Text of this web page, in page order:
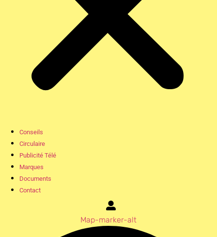
Conseils
Circulaire
Publicité Télé
Marques
Documents
Contact
Map-marker-alt